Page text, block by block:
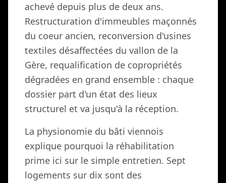
achevé depuis plus de deux ans.
Restructuration d'immeubles maçonnés
du coeur ancien, reconversion d'usines
textiles désaffectées du vallon de la
Gère, requalification de copropriétés
dégradées en grand ensemble : chaque
dossier part d'un état des lieux
structurel et va jusqu'à la réception.
La physionomie du bâti viennois
explique pourquoi la réhabilitation
prime ici sur le simple entretien. Sept
logements sur dix sont des